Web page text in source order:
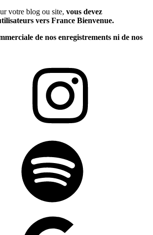
votre blog ou site, vous devez
vers France Bienvenue.
de nos enregistrements ni de nos